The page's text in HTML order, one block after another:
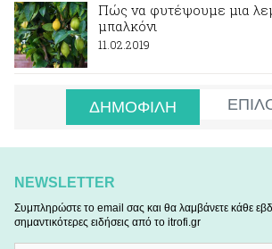
Πώς να φυτέψουμε μια
μπαλκόνι
11.02.2019
ΔΗΜΟΦΙΛΗ
NEWSLETTER
Συμπληρώστε το email σας και θα λαμβάνετε κάθε
σημαντικότερες ειδήσεις από το itrofi.gr